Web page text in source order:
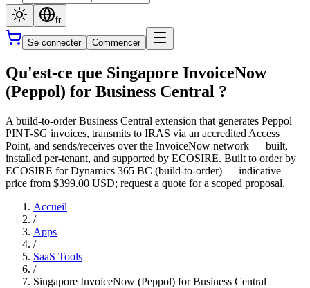
fr
Se connecter Commencer
Qu'est-ce que Singapore InvoiceNow
(Peppol) for Business Central ?
A build-to-order Business Central extension that generates Peppol
PINT-SG invoices, transmits to IRAS via an accredited Access
Point, and sends/receives over the InvoiceNow network — built,
installed per-tenant, and supported by ECOSIRE. Built to order by
ECOSIRE for Dynamics 365 BC (build-to-order) — indicative
price from $399.00 USD; request a quote for a scoped proposal.
Accueil
/
Apps
/
SaaS Tools
/
Singapore InvoiceNow (Peppol) for Business Central